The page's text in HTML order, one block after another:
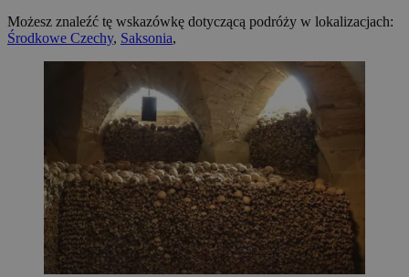
Możesz znaleźć tę wskazówkę dotyczącą podróży w lokalizacjach:
Środkowe Czechy, Saksonia,